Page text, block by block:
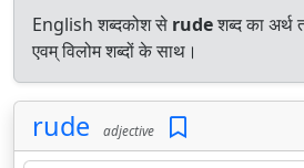
English शब्दकोश से rudeशब्द का अर्थ
एवम् विलोम शब्दों के साथ।
rude adjective